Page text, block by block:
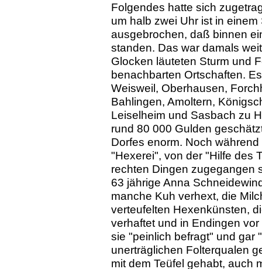
Folgendes hatte sich
um halb zwei Uhr ist in
ausgebrochen, daß binnen
standen. Das war damals
Glocken läuteten Sturm und
benachbarten Ortschaften.
Weisweil, Oberhausen,
Bahlingen, Amoltern,
Leiselheim und Sasbach zu
rund 80 000 Gulden
Dorfes enorm. Noch
"Hexerei", von der "Hilfe des
rechten Dingen zugegangen
63 jährige Anna
manche Kuh verhext, die
verteufelten Hexenkünsten,
verhaftet und in Endingen
sie "peinlich befragt" und gar
unerträglichen Folterqualen
mit dem Teüfel gehabt, auch